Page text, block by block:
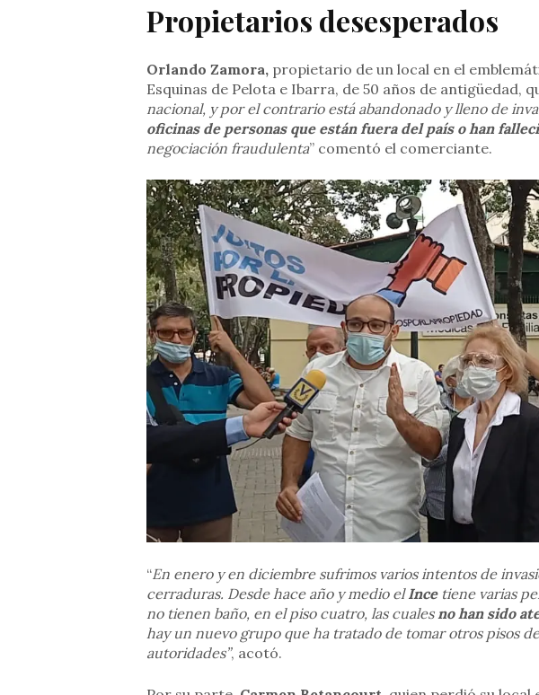
Propietarios desesperados
Orlando Zamora,propietario de un local en el
Esquinas de Pelota e Ibarra, de 50 años de antigüedad,
nacional, y por el contrario está abandonado y lleno de
oficinas de personas que están fuera del país o han
negociación fraudulenta” comentó el comerciante.
“En enero y en diciembre sufrimos varios intentos de
cerraduras. Desde hace año y medio elIncetiene varias
no tienen baño, en el piso cuatro, las cualesno han sido
hay un nuevo grupo que ha tratado de tomar otros pisos
autoridades”, acotó.